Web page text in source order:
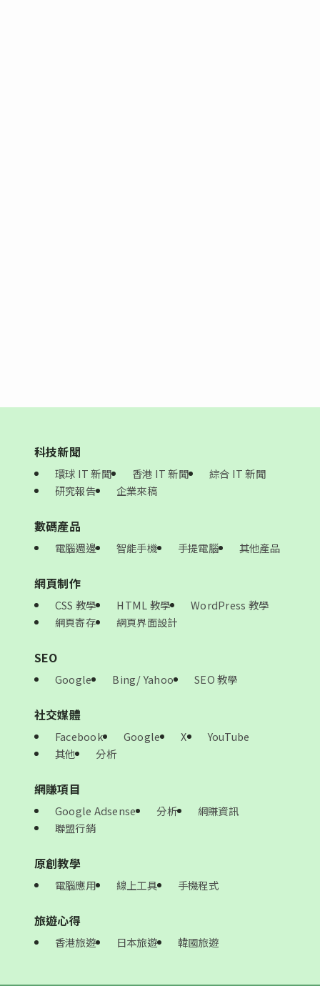
科技新聞
環球 IT 新聞 香港 IT 新聞
綜合 IT 新聞
研究報告
企業來稿
數碼產品
電腦週邊 智能手機 手提電腦 其他產品
網頁制作
CSS 教學 HTML 教學
WordPress 教學
網頁寄存
網頁界面設計
SEO
Google Bing/ Yahoo SEO 教學
社交媒體
Facebook Google X
YouTube
其他
分析
網賺項目
Google Adsense 分析
網賺資訊
聯盟行銷
原創教學
電腦應用 線上工具 手機程式
旅遊心得
香港旅遊 日本旅遊 韓國旅遊